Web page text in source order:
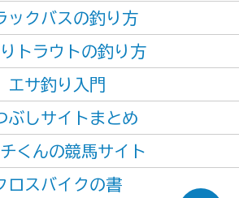
ックバスの釣り方
トラウトの釣り方
エサ釣り入門
ぶしサイトまとめ
くんの競馬サイト
ロスバイクの書